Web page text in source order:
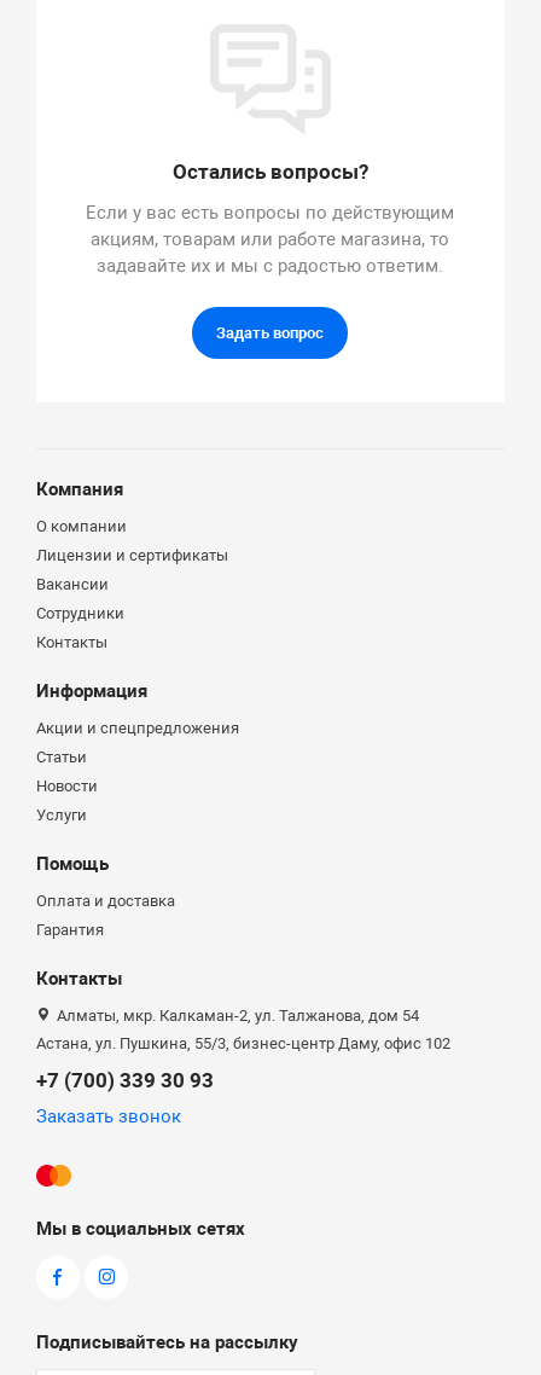
Остались вопросы?
Если у вас есть вопросы по действующим
акциям, товарам или работе магазина, то
задавайте их и мы с радостью ответим.
Задать вопрос
Компания
О компании
Лицензии и сертификаты
Вакансии
Сотрудники
Контакты
Информация
Акции и спецпредложения
Статьи
Новости
Услуги
Помощь
Оплата и доставка
Гарантия
Контакты
Алматы, мкр. Калкаман-2, ул. Талжанова, дом 54
Астана, ул. Пушкина, 55/3, бизнес-центр Даму, офис 102
+7 (700) 339 30 93
Заказать звонок
Мы в социальных сетях
Подписывайтесь на рассылку